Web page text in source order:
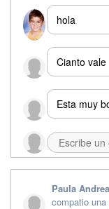
hola
Cianto vale
Esta muy
Paula
compatio